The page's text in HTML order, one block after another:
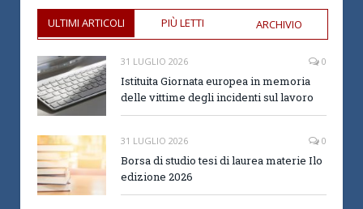
ULTIMI ARTICOLI PIÙ LETTI ARCHIVIO
31 LUGLIO 2026 0
Istituita Giornata europea in memoria
delle vittime degli incidenti sul lavoro
31 LUGLIO 2026 0
Borsa di studio tesi di laurea materie Ilo
edizione 2026